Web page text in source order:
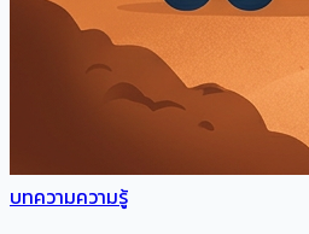
บทความความรู้